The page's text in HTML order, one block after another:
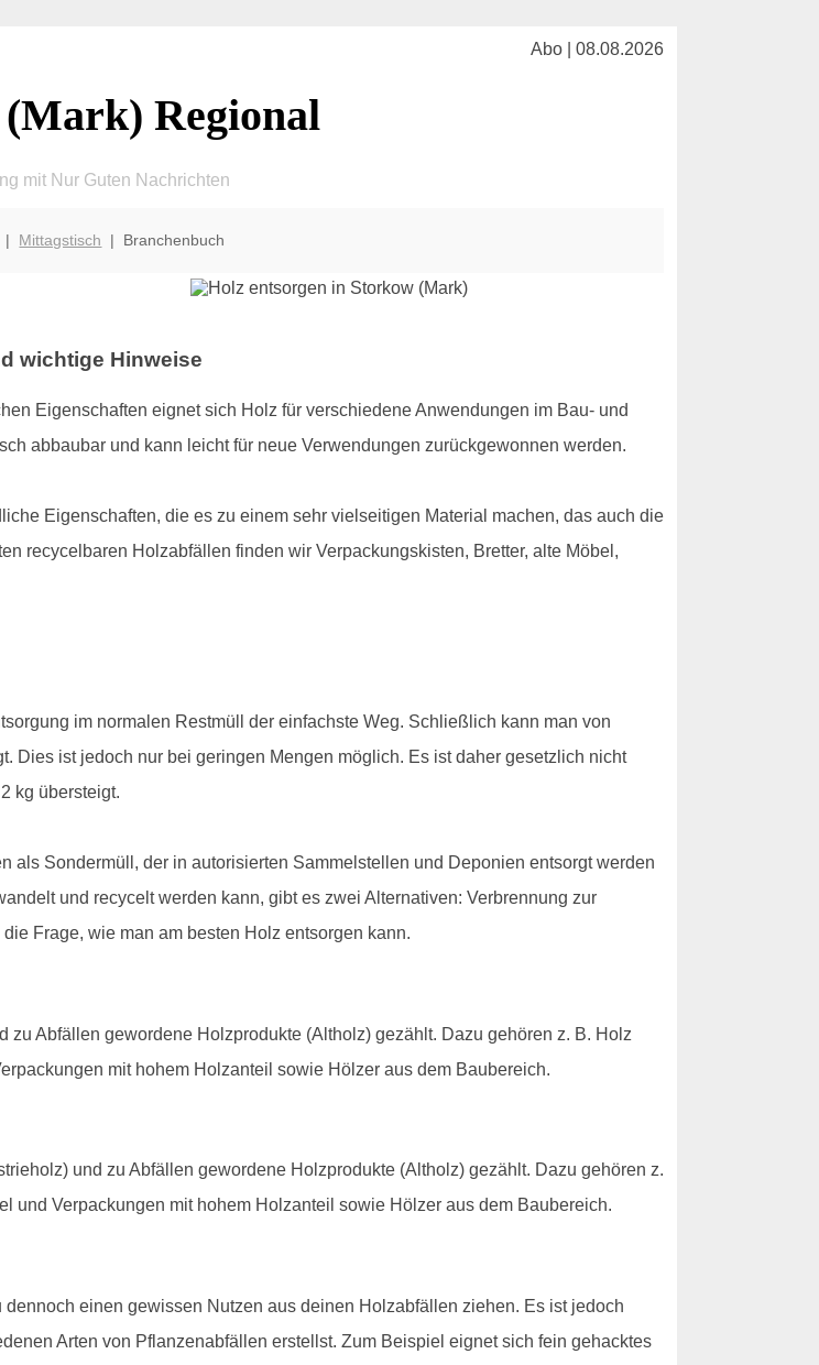
Abo | 08.08.2026
Regional
mit Nur Guten Nachrichten
| Mittagstisch | Branchenbuch
wichtige Hinweise
Eigenschaften eignet sich Holz für verschiedene Anwendungen im Bau- und
abbaubar und kann leicht für neue Verwendungen zurückgewonnen werden.
Eigenschaften, die es zu einem sehr vielseitigen Material machen, das auch die
recycelbaren Holzabfällen finden wir Verpackungskisten, Bretter, alte Möbel,
im normalen Restmüll der einfachste Weg. Schließlich kann man von
Dies ist jedoch nur bei geringen Mengen möglich. Es ist daher gesetzlich nicht
kg übersteigt.
als Sondermüll, der in autorisierten Sammelstellen und Deponien entsorgt werden
und recycelt werden kann, gibt es zwei Alternativen: Verbrennung zur
Frage, wie man am besten Holz entsorgen kann.
Abfällen gewordene Holzprodukte (Altholz) gezählt. Dazu gehören z. B. Holz
mit hohem Holzanteil sowie Hölzer aus dem Baubereich.
und zu Abfällen gewordene Holzprodukte (Altholz) gezählt. Dazu gehören z.
und Verpackungen mit hohem Holzanteil sowie Hölzer aus dem Baubereich.
einen gewissen Nutzen aus deinen Holzabfällen ziehen. Es ist jedoch
Arten von Pflanzenabfällen erstellst. Zum Beispiel eignet sich fein gehacktes